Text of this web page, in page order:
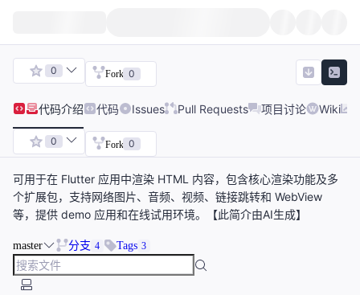
0 Fork 0
代码介绍 代码 Issues Pull Requests 项目讨论 Wiki
0 Fork 0
可用于在 Flutter 应用中渲染 HTML 内容，包含核心渲染功能及多
个扩展包，支持网络图片、音频、视频、链接跳转和 WebView
等，提供 demo 应用和在线试用环境。【此简介由AI生成】
master 分支 4 Tags 3